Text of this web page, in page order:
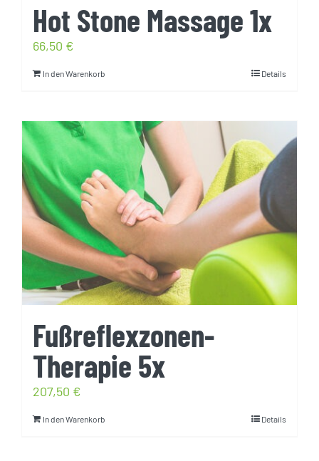
Hot Stone Massage 1x
66,50 €
In den Warenkorb Details
Fußreflexzonen-
Therapie 5x
207,50 €
In den Warenkorb Details